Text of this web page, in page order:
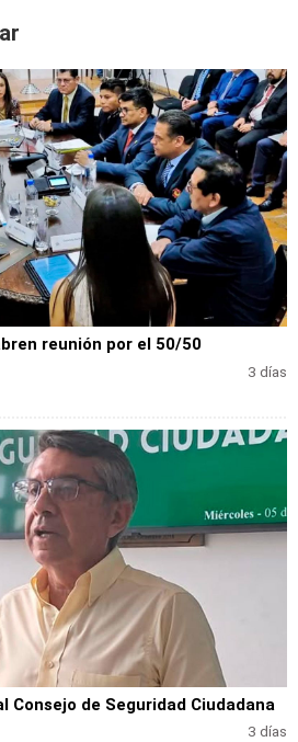
reunión por el 50/50
3 días
Consejo de Seguridad Ciudadana
3 días